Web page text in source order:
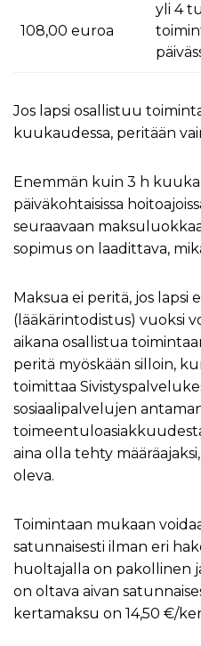
108,00 euroa
yli 4
Jos lapsi osallistuu
kuukaudessa, peritään
Enemmän kuin 3 h
päiväkohtaisissa
seuraavaan
sopimus on laadittava,
Maksua ei peritä, jos lapsi
(lääkärintodistus) vuoksi
aikana osallistua
peritä myöskään silloin,
toimittaa
sosiaalipalvelujen
aina olla tehty
oleva.
Toimintaan mukaan
satunnaisesti ilman eri
huoltajalla on pakollinen
on oltava aivan
kertamaksu on 14,50 €/